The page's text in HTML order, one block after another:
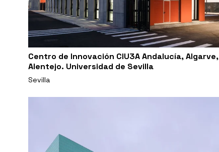
Centro de Innovación CIU3A Andalucía, Algarve,
Alentejo. Universidad de Sevilla
Sevilla